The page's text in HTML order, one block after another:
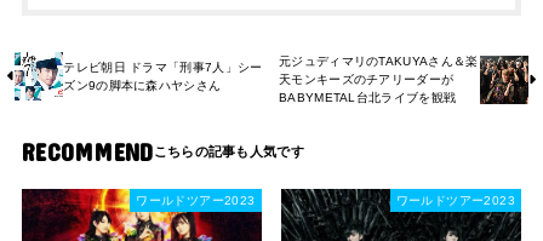
テレビ朝日 ドラマ「刑事7人」シー
ズン9の脚本に森ハヤシさん
元ジュディマリのTAKUYAさん＆楽
天モンキーズのチアリーダーが
BABYMETAL台北ライブを観戦
RECOMMEND
ワールドツアー2023 ワールドツアー2023